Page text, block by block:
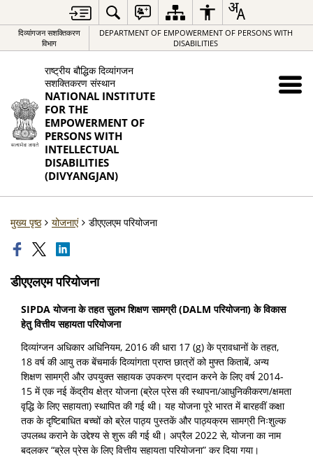
दिव्यांगजन सशक्तिकरण
विभाग
DEPARTMENT OF EMPOWERMENT OF PERSONS WITH
DISABILITIES
राष्ट्रीय बौद्धिक दिव्यांगजन
सशक्तिकरण संस्थान
NATIONAL INSTITUTE
FOR THE
EMPOWERMENT OF
PERSONS WITH
INTELLECTUAL
DISABILITIES
(DIVYANGJAN)
मुख्य पृष्ठ योजनाएं डीएएलएम परियोजना
डीएएलएम परियोजना
SIPDAयोजना के तहत सुलभ शिक्षण सामग्री (DALM परियोजना) के विकास
हेतु वित्तीय सहायता परियोजना
दिव्यांग्जन अधिकार अधिनियम, 2016 की धारा 17 (g) के प्रावधानों के तहत,
18 वर्ष की आयु तक बेंचमार्क दिव्यांगता प्राप्त छात्रों को मुफ्त किताबें, अन्य
शिक्षण सामग्री और उपयुक्त सहायक उपकरण प्रदान करने के लिए वर्ष 2014-
15 में एक नई केंद्रीय क्षेत्र योजना (ब्रेल प्रेस की स्थापना/आधुनिकीकरण/क्षमता
वृद्धि के लिए सहायता) स्थापित की गई थी। यह योजना पूरे भारत में बारहवीं कक्षा
तक के दृष्टिबाधित बच्चों को ब्रेल पाठ्य पुस्तकें और पाठ्यक्रम सामग्री निःशुल्क
उपलब्ध कराने के उद्देश्य से शुरू की गई थी। अप्रैल 2022 से, योजना का नाम
बदलकर “ब्रेल प्रेस के लिए वित्तीय सहायता परियोजना” कर दिया गया।